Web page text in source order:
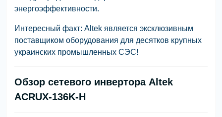
энергоэффективности.
Интересный факт: Altek является эксклюзивным
поставщиком оборудования для десятков крупных
украинских промышленных СЭС!
Обзор сетевого инвертора Altek
ACRUX-136K-H